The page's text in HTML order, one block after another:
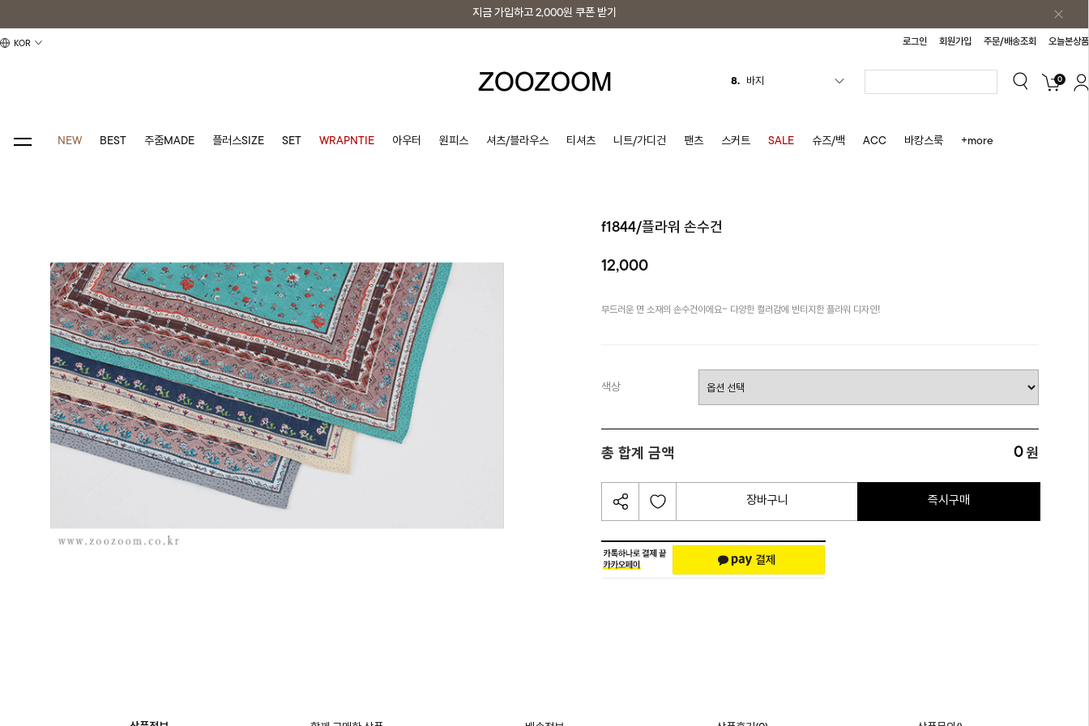
지금 가입하고 2,000원 쿠폰 받기
KOR 로그인 회원가입 주문/배송조회 오늘본상품
9. 조끼
1.
8. 바지
0
NEW BEST 주줌MADE 플러스SIZE SET WRAPNTIE 아우터 원피스 셔츠/블라우스 티셔츠 니트/가디건 팬츠 스커트 SALE 슈즈/백 ACC 바캉스룩 +more
f1844/플라워 손수건
12,000
부드러운 면 소재의 손수건이에요~ 다양한 컬러감에 빈티지한 플라워 디자인!
색상
총 합계 금액 0원
장바구니 즉시구매